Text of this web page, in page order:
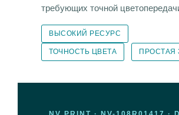
требующих точной
ВЫСОКИЙ РЕСУРС
ТОЧНОСТЬ ЦВЕТА ПРОСТАЯ